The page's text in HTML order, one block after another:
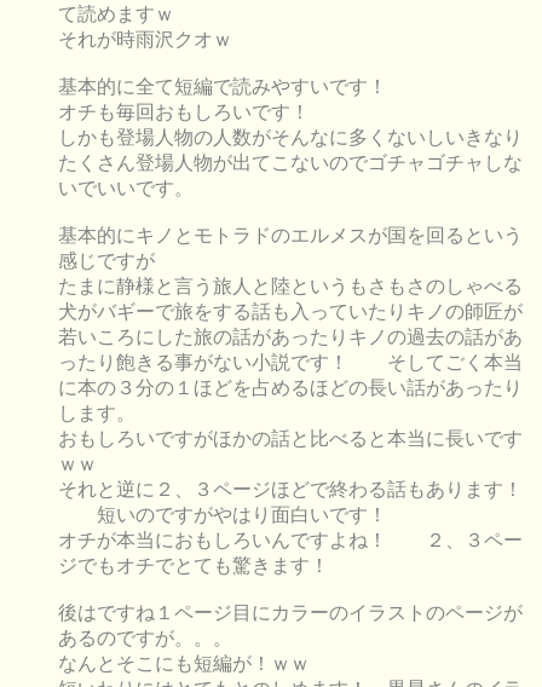
て読めますｗ
それが時雨沢クオｗ
基本的に全て短編で読みやすいです！
オチも毎回おもしろいです！
しかも登場人物の人数がそんなに多くないしいきなり
たくさん登場人物が出てこないのでゴチャゴチャしな
いでいいです。
基本的にキノとモトラドのエルメスが国を回るという
感じですが
たまに静様と言う旅人と陸というもさもさのしゃべる
犬がバギーで旅をする話も入っていたりキノの師匠が
若いころにした旅の話があったりキノの過去の話があ
ったり飽きる事がない小説です！ そしてごく本当
に本の３分の１ほどを占めるほどの長い話があったり
します。
おもしろいですがほかの話と比べると本当に長いです
ｗｗ
それと逆に２、３ページほどで終わる話もあります！
短いのですがやはり面白いです！
オチが本当におもしろいんですよね！ ２、３ペー
ジでもオチでとても驚きます！
後はですね１ページ目にカラーのイラストのページが
あるのですが。。。
なんとそこにも短編が！ｗｗ